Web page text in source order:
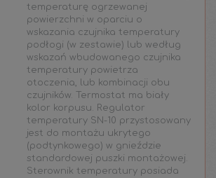
temperaturę ogrzewanej
powierzchni w oparciu o
wskazania czujnika temperatury
podłogi (w zestawie) lub według
wskazań wbudowanego czujnika
temperatury powietrza
otoczenia, lub kombinacji obu
czujników. Termostat ma biały
kolor korpusu. Regulator
temperatury SN-10 przystosowany
jest do montażu ukrytego
(podtynkowego) w gnieździe
standardowej puszki montażowej.
Sterownik temperatury posiada